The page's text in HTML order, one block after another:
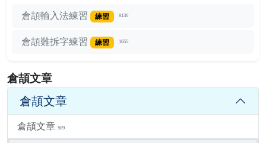
倉頡輸入法練習 練習 8136
倉頡難拆字練習 練習 1655
倉頡文章
倉頡文章
倉頡文章 589